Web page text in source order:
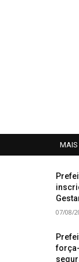
MAIS
07/08/